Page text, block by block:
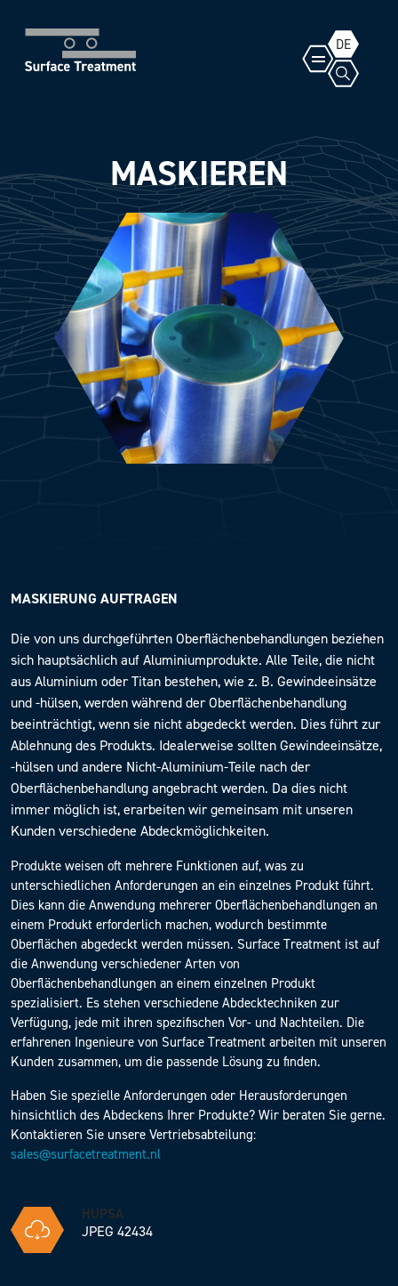
DE
MASKIEREN
MASKIERUNG AUFTRAGEN
Die von uns durchgeführten Oberflächenbehandlungen beziehen
sich hauptsächlich auf Aluminiumprodukte. Alle Teile, die nicht
aus Aluminium oder Titan bestehen, wie z. B. Gewindeeinsätze
und -hülsen, werden während der Oberflächenbehandlung
beeinträchtigt, wenn sie nicht abgedeckt werden. Dies führt zur
Ablehnung des Produkts. Idealerweise sollten Gewindeeinsätze,
-hülsen und andere Nicht-Aluminium-Teile nach der
Oberflächenbehandlung angebracht werden. Da dies nicht
immer möglich ist, erarbeiten wir gemeinsam mit unseren
Kunden verschiedene Abdeckmöglichkeiten.
Produkte weisen oft mehrere Funktionen auf, was zu
unterschiedlichen Anforderungen an ein einzelnes Produkt führt.
Dies kann die Anwendung mehrerer Oberflächenbehandlungen an
einem Produkt erforderlich machen, wodurch bestimmte
Oberflächen abgedeckt werden müssen. Surface Treatment ist auf
die Anwendung verschiedener Arten von
Oberflächenbehandlungen an einem einzelnen Produkt
spezialisiert. Es stehen verschiedene Abdecktechniken zur
Verfügung, jede mit ihren spezifischen Vor- und Nachteilen. Die
erfahrenen Ingenieure von Surface Treatment arbeiten mit unseren
Kunden zusammen, um die passende Lösung zu finden.
Haben Sie spezielle Anforderungen oder Herausforderungen
hinsichtlich des Abdeckens Ihrer Produkte? Wir beraten Sie gerne.
Kontaktieren Sie unsere Vertriebsabteilung:
sales@surfacetreatment.nl
HUPSA
JPEG 42434